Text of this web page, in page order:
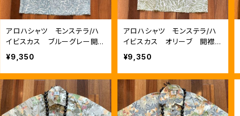
アロハシャツ モンステラ/ハ
イビスカス ブルーグレー開
襟+前開き
¥9,350
アロハシャツ モンステラ/ハ
イビスカス オリーブ 開襟
+前開き
¥9,350